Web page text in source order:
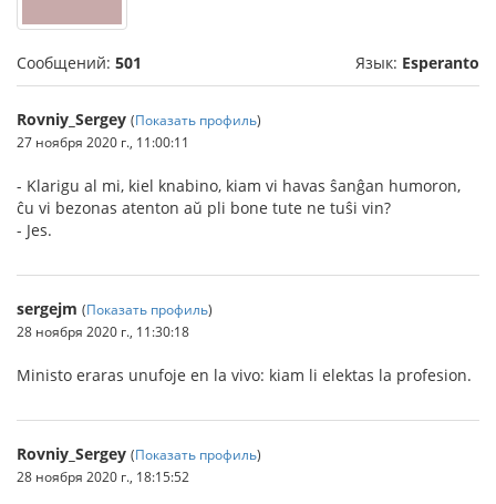
Сообщений: 501 Язык: Esperanto
Rovniy_Sergey (Показать профиль)
27 ноября 2020 г., 11:00:11
- Klarigu al mi, kiel knabino, kiam vi havas ŝanĝan humoron,
ĉu vi bezonas atenton aŭ pli bone tute ne tuŝi vin?
- Jes.
sergejm (Показать профиль)
28 ноября 2020 г., 11:30:18
Ministo eraras unufoje en la vivo: kiam li elektas la profesion.
Rovniy_Sergey (Показать профиль)
28 ноября 2020 г., 18:15:52